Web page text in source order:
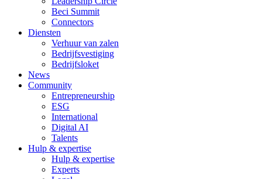
Beci Summit
Connectors
Diensten
Verhuur van zalen
Bedrijfsvestiging
Bedrijfsloket
News
Community
Entrepreneurship
ESG
International
Digital AI
Talents
Hulp & expertise
Hulp & expertise
Experts